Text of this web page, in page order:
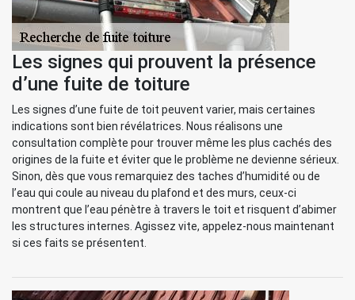
Les signes qui prouvent la présence
d’une fuite de toiture
Les signes d’une fuite de toit peuvent varier, mais certaines
indications sont bien révélatrices. Nous réalisons une
consultation complète pour trouver même les plus cachés des
origines de la fuite et éviter que le problème ne devienne sérieux.
Sinon, dès que vous remarquiez des taches d’humidité ou de
l’eau qui coule au niveau du plafond et des murs, ceux-ci
montrent que l’eau pénètre à travers le toit et risquent d’abimer
les structures internes. Agissez vite, appelez-nous maintenant
si ces faits se présentent.